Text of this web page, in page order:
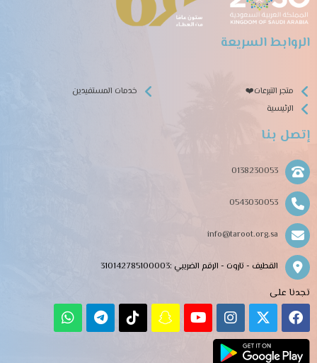
الروابط السريعة
متجر التبرعات❤️
الرئيسية
خدمات المستفيدين
إتصل بنا
0138230053
0543030053
info@taroot.org.sa
القطيف - تاروت - الرقم الضريبي :310142785100003
تجدنا على